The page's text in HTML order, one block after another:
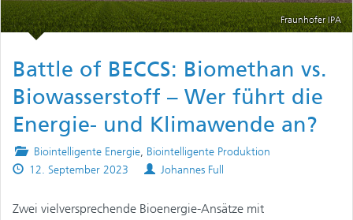
Fraunhofer IPA
Battle of BECCS: Biomethan vs.
Biowasserstoff – Wer führt die
Energie- und Klimawende an?
Posted
in
Biointelligente Energie, Biointelligente Produktion
Published
12. September 2023 Authors
Johannes Full
Zwei vielversprechende Bioenergie-Ansätze mit